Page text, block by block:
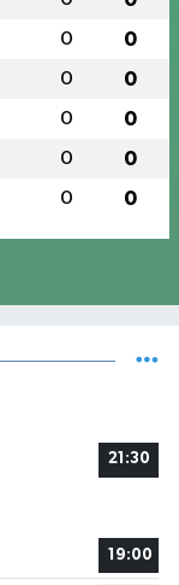
0 0
0 0
0 0
0 0
0 0
21:30
19:00